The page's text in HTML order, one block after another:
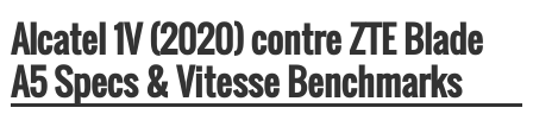
Alcatel 1V (2020) contre ZTE Blade
A5 Specs & Vitesse Benchmarks